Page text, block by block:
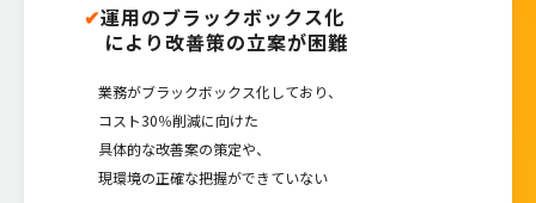
✔運用のブラックボックス化
により改善策の立案が困難
業務がブラックボックス化しており、
コスト30％削減に向けた
具体的な改善案の策定や、
現環境の正確な把握ができていない